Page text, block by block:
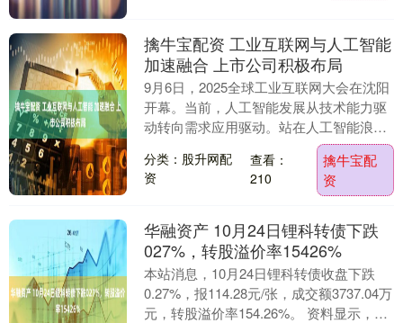
擒牛宝配资 工业互联网与人工智能
加速融合 上市公司积极布局
9月6日，2025全球工业互联网大会在沈阳
开幕。当前，人工智能发展从技术能力驱
动转向需求应用驱动。站在人工智能浪潮
的关键转折点，2025全球工业互联网大会
以“人....
分类：股升网配
资
查看：
210
擒牛宝配
资
华融资产 10月24日锂科转债下跌
027%，转股溢价率15426%
本站消息，10月24日锂科转债收盘下跌
0.27%，报114.28元/张，成交额3737.04万
元，转股溢价率154.26%。 资料显示，锂